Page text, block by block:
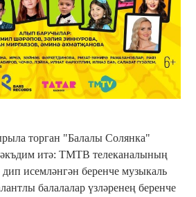
торган "Балалы Солянка"
итә: ТМТВ телеканалының
исемләнгән беренче музыкаль
балалалар үзләренең беренче